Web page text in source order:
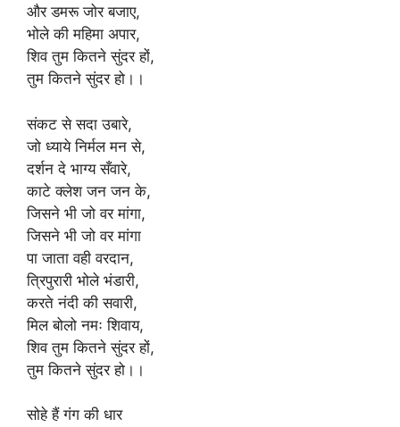
और डमरू जोर बजाए,
भोले की महिमा अपार,
शिव तुम कितने सुंदर हों,
तुम कितने सुंदर हो।।
संकट से सदा उबारे,
जो ध्याये निर्मल मन से,
दर्शन दे भाग्य सँवारे,
काटे क्लेश जन जन के,
जिसने भी जो वर मांगा,
जिसने भी जो वर मांगा
पा जाता वही वरदान,
त्रिपुरारी भोले भंडारी,
करते नंदी की सवारी,
मिल बोलो नमः शिवाय,
शिव तुम कितने सुंदर हों,
तुम कितने सुंदर हो।।
सोहे हैं गंग की धार